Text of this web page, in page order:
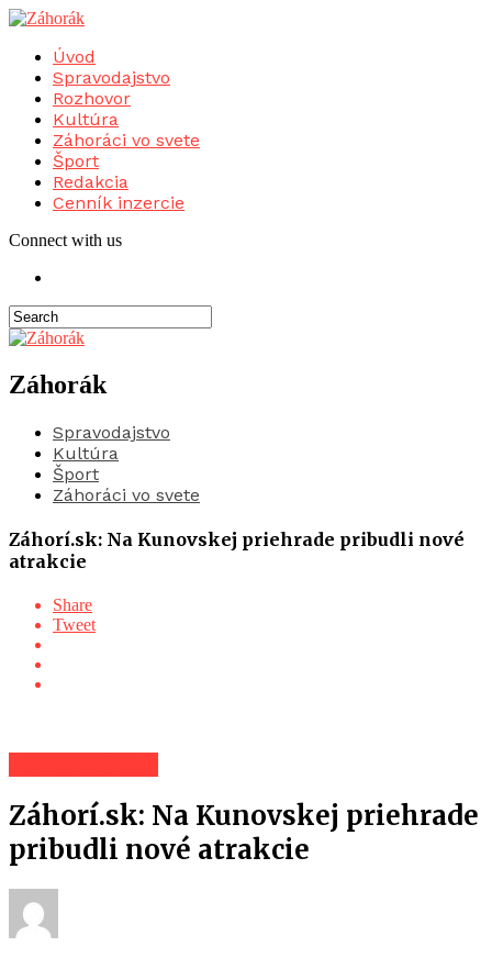
Úvod
Spravodajstvo
Rozhovor
Kultúra
Záhoráci vo svete
Šport
Redakcia
Cenník inzercie
Connect with us
Záhorák
Spravodajstvo
Kultúra
Šport
Záhoráci vo svete
Záhorí.sk: Na Kunovskej priehrade pribudli nové
atrakcie
Share
Tweet
Záhorí.sk: Na Kunovskej priehrade
pribudli nové atrakcie